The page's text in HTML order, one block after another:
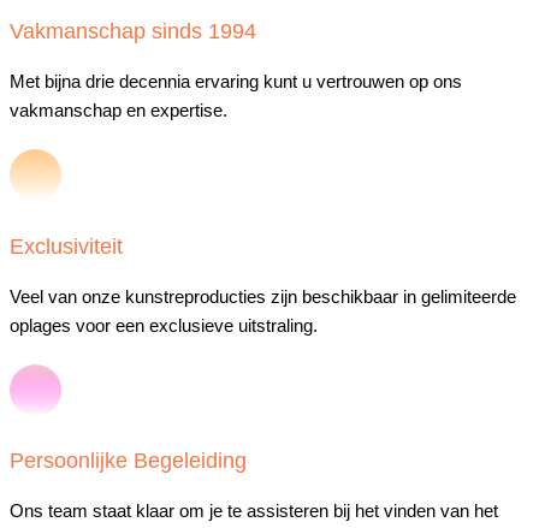
Vakmanschap sinds 1994
Met bijna drie decennia ervaring kunt u vertrouwen op ons
vakmanschap en expertise.
Exclusiviteit
Veel van onze kunstreproducties zijn beschikbaar in gelimiteerde
oplages voor een exclusieve uitstraling.
Persoonlijke Begeleiding
Ons team staat klaar om je te assisteren bij het vinden van het